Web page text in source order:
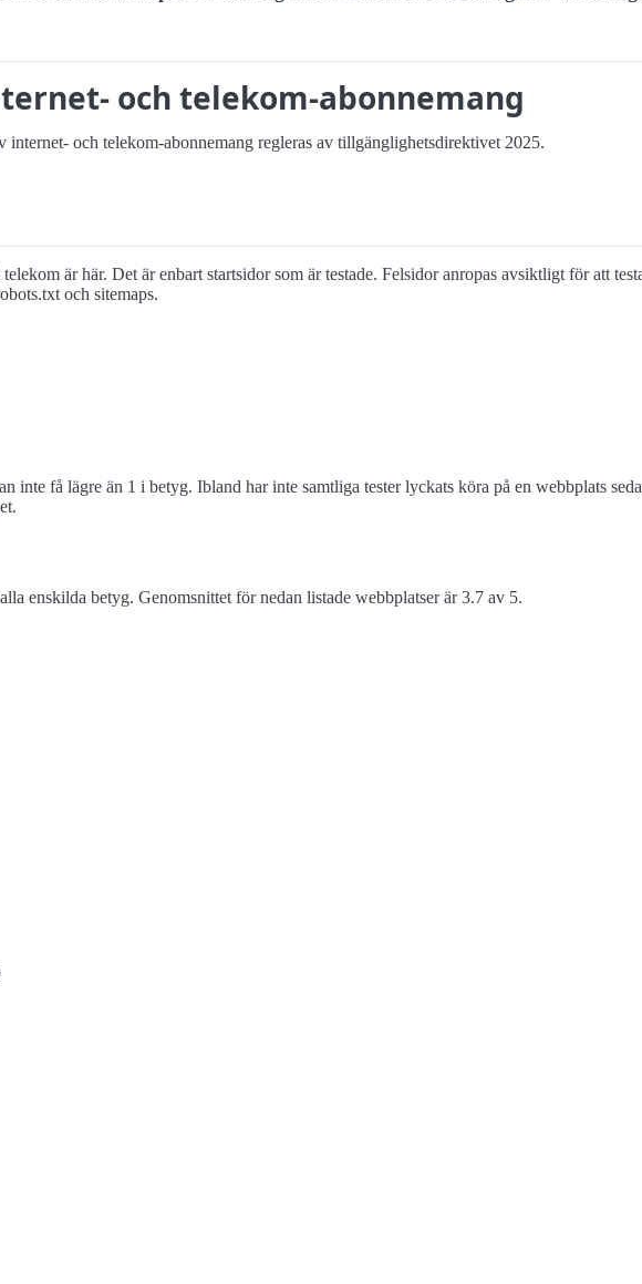
och telekom-abonnemang
och telekom-abonnemang regleras av tillgänglighetsdirektivet 2025.
är här. Det är enbart startsidor som är testade. Felsidor anropas avsiktligt för att
och sitemaps.
inte få lägre än 1 i betyg. Ibland har inte samtliga tester lyckats köra på en webbplats
enskilda betyg. Genomsnittet för nedan listade webbplatser är 3.7 av 5.